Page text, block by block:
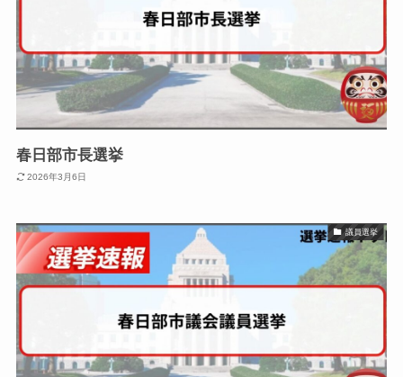
春日部市長選挙
2026年3月6日
議員選挙